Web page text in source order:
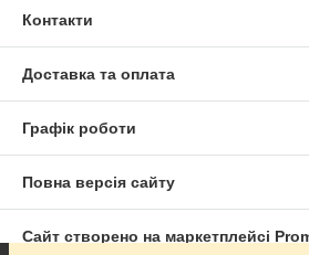
Контакти
Доставка та оплата
Графік роботи
Повна версія сайту
Сайт створено на маркетплейсі